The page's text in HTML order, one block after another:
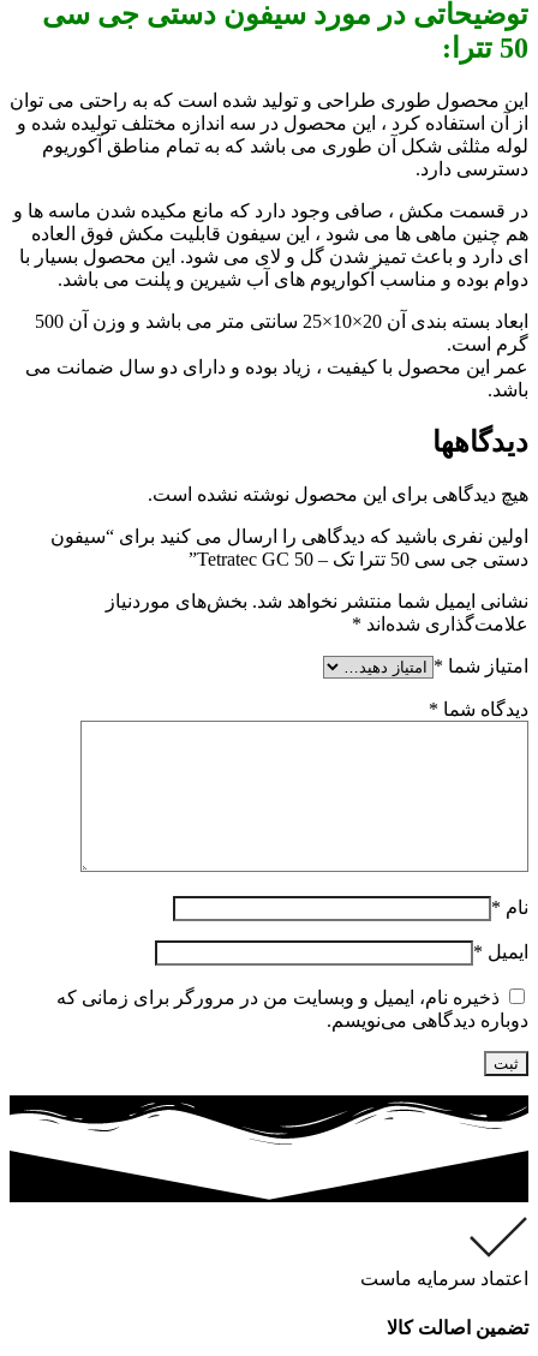
توضیحاتی در مورد سیفون دستی جی سی
50 تترا:
این محصول طوری طراحی و تولید شده است که به راحتی می توان
از آن استفاده کرد ، این محصول در سه اندازه مختلف تولیده شده و
لوله مثلثی شکل آن طوری می باشد که به تمام مناطق آکوریوم
دسترسی دارد.
در قسمت مکش ، صافی وجود دارد که مانع مکیده شدن ماسه ها و
هم چنین ماهی ها می شود ، این سیفون قابلیت مکش فوق العاده
ای دارد و باعث تمیز شدن گل و لای می شود. این محصول بسیار با
دوام بوده و مناسب آکواریوم های آب شیرین و پلنت می باشد.
ابعاد بسته بندی آن 20×10×25 سانتی متر
می باشد و وزن آن 500
گرم است.
عمر این محصول با کیفیت ، زیاد بوده و دارای دو سال ضمانت می
باشد.
دیدگاهها
هیچ دیدگاهی برای این محصول نوشته نشده است.
اولین نفری باشید که دیدگاهی را ارسال می کنید برای “سیفون
دستی جی سی 50 تترا تک – Tetratec GC 50”
نشانی ایمیل شما منتشر نخواهد شد. بخش‌های موردنیاز
علامت‌گذاری شده‌اند *
امتیاز شما *
دیدگاه شما *
نام *
ایمیل *
ذخیره نام، ایمیل و وبسایت من در مرورگر برای زمانی که
دوباره دیدگاهی می‌نویسم.
اعتماد سرمایه ماست
تضمین اصالت کالا